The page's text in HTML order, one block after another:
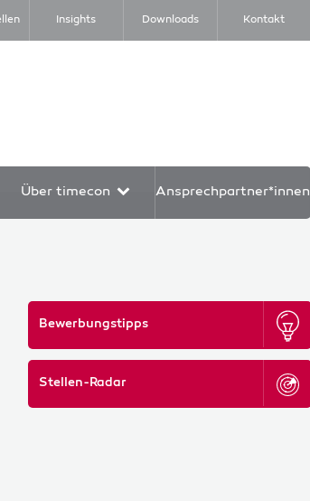
Insights Downloads Kontakt
Über timecon Ansprechpartner*innen
Bewerbungstipps
Stellen-Radar